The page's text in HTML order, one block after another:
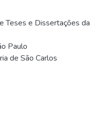
Teses e Dissertações da
Paulo
de São Carlos